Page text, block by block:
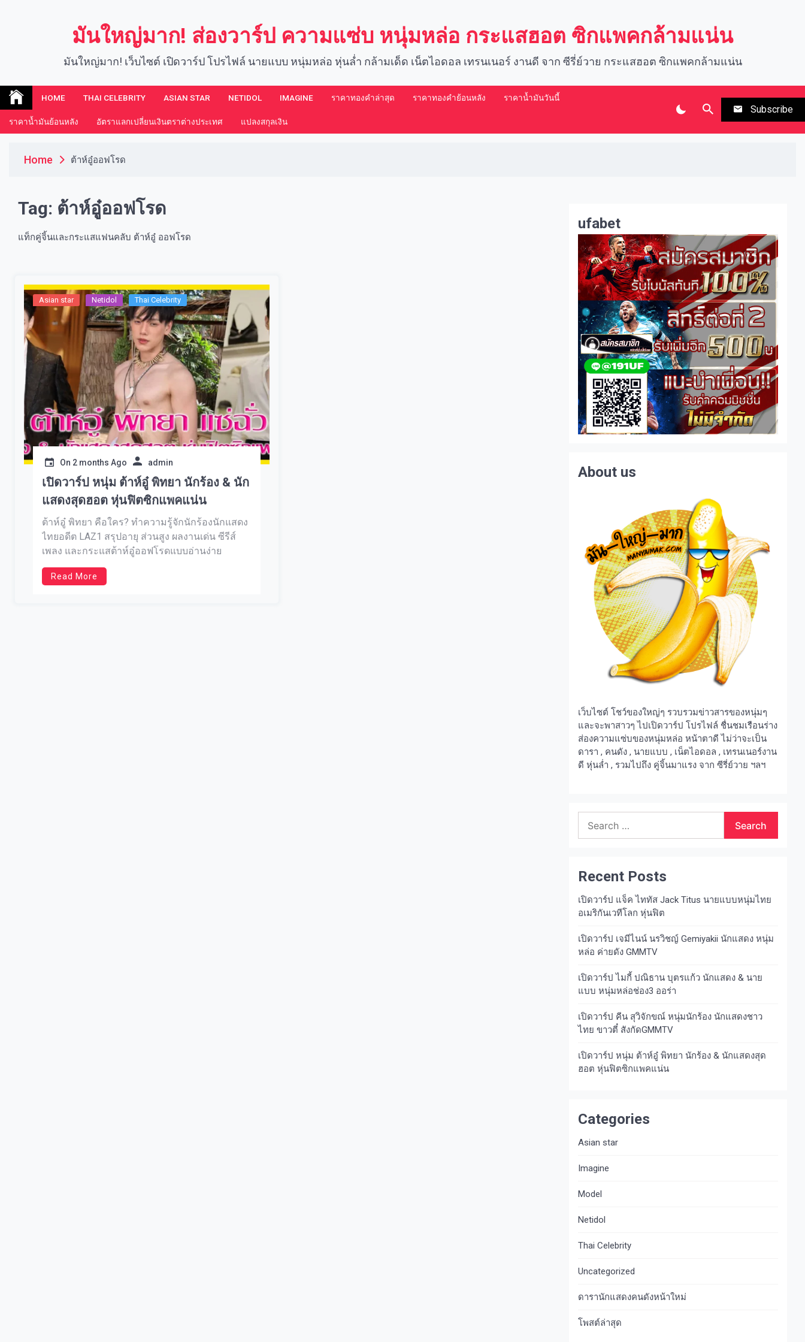
มันใหญ่มาก! ส่องวาร์ป ความแซ่บ หนุ่มหล่อ กระแสฮอต ซิกแพคกล้ามแน่น
มันใหญ่มาก! เว็บไซต์ เปิดวาร์ป โปรไฟล์ นายแบบ หนุ่มหล่อ หุ่นล่ำ กล้ามเด็ด เน็ตไอดอล เทรนเนอร์ งานดี จาก ซีรี่ย์วาย กระแสฮอต ซิกแพคกล้ามแน่น
HOME THAI CELEBRITY ASIAN STAR NETIDOL IMAGINE​ ราคาทองคำล่าสุด ราคาทองคำย้อนหลัง ราคาน้ำมันวันนี้
ราคาน้ำมันย้อนหลัง อัตราแลกเปลี่ยนเงินตราต่างประเทศ แปลงสกุลเงิน
Subscribe
Home ต้าห์อู๋ออฟโรด
Tag: ต้าห์อู๋ออฟโรด
แท็กคู่จิ้นและกระแสแฟนคลับ ต้าห์อู๋ ออฟโรด
Asian star Netidol Thai Celebrity
On 2 months Ago admin
เปิดวาร์ป หนุ่ม ต้าห์อู๋ พิทยา นักร้อง & นัก
แสดงสุดฮอต หุ่นฟิตซิกแพคแน่น
ต้าห์อู๋ พิทยา คือใคร? ทำความรู้จักนักร้องนักแสดง
ไทยอดีต LAZ1 สรุปอายุ ส่วนสูง ผลงานเด่น ซีรีส์
เพลง และกระแสต้าห์อู๋ออฟโรดแบบอ่านง่าย
Read More
ufabet
About us
เว็บไซต์ โชว์ของใหญ่ๆ รวบรวมข่าวสารของหนุ่มๆ
และจะพาสาวๆ ไปเปิดวาร์ป โปรไฟล์ ชื่นชมเรือนร่าง
ส่องความแซ่บของหนุ่มหล่อ หน้าตาดี ไม่ว่าจะเป็น
ดารา , คนดัง , นายแบบ , เน็ตไอดอล , เทรนเนอร์งาน
ดี หุ่นล่ำ , รวมไปถึง คู่จิ้นมาแรง จาก ซีรี่ย์วาย ฯลฯ
for:
Recent Posts
เปิดวาร์ป แจ็ค ไททัส Jack Titus นายแบบหนุ่มไทย
อเมริกันเวทีโลก หุ่นฟิต
เปิดวาร์ป เจมีไนน์ นรวิชญ์ Gemiyakii นักแสดง หนุ่ม
หล่อ ค่ายดัง GMMTV
เปิดวาร์ป ไมกี้ ปณิธาน บุตรแก้ว นักแสดง & นาย
แบบ หนุ่มหล่อช่อง3 ออร่า
เปิดวาร์ป คีน สุวิจักขณ์ หนุ่มนักร้อง นักแสดงชาว
ไทย ขาวตี๋ สังกัดGMMTV
เปิดวาร์ป หนุ่ม ต้าห์อู๋ พิทยา นักร้อง & นักแสดงสุด
ฮอต หุ่นฟิตซิกแพคแน่น
Categories
Asian star
Imagine​
Model
Netidol
Thai Celebrity
Uncategorized
ดารานักแสดงคนดังหน้าใหม่
โพสต์ล่าสุด